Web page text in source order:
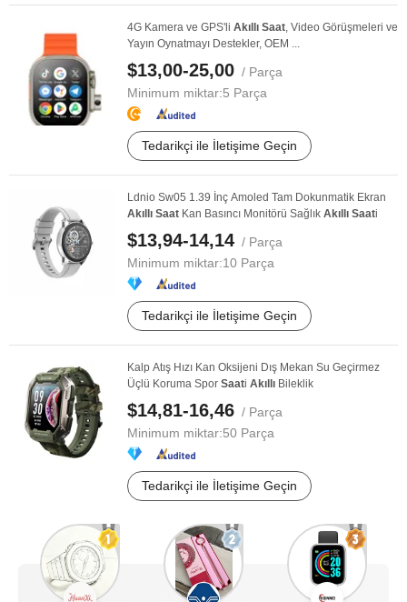
4G Kamera ve GPS'li Akıllı Saat, Video Görüşmeleri ve
Yayın Oynatmayı Destekler, OEM ...
$13,00-25,00 / Parça
Minimum miktar:5 Parça
Tedarikçi ile İletişime Geçin
Ldnio Sw05 1.39 İnç Amoled Tam Dokunmatik Ekran
Akıllı Saat Kan Basıncı Monitörü Sağlık Akıllı Saati
$13,94-14,14 / Parça
Minimum miktar:10 Parça
Tedarikçi ile İletişime Geçin
Kalp Atış Hızı Kan Oksijeni Dış Mekan Su Geçirmez
Üçlü Koruma Spor Saati Akıllı Bileklik
$14,81-16,46 / Parça
Minimum miktar:50 Parça
Tedarikçi ile İletişime Geçin